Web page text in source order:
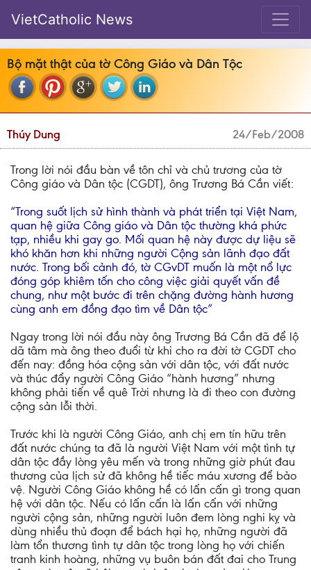
VietCatholic News
Bộ mặt thật của tờ Công Giáo và Dân Tộc
Thúy Dung 24/Feb/2008
Trong lời nói đầu bàn về tôn chỉ và chủ trương của tờ
Công giáo và Dân tộc (CGDT), ông Trương Bá Cần viết:
“Trong suốt lịch sử hình thành và phát triển tại Việt Nam,
quan hệ giữa Công giáo và Dân tộc thường khá phức
tạp, nhiều khi gay go. Mối quan hệ này được dự liệu sẽ
khó khăn hơn khi những người Cộng sản lãnh đạo đất
nước. Trong bối cảnh đó, tờ CGvDT muốn là một nổ lực
đóng góp khiêm tốn cho công việc giải quyết vấn đề
chung, như một bước đi trên chặng đường hành hương
cùng anh em đồng đạo tìm về Dân tộc”
Ngay trong lời nói đầu này ông Trương Bá Cần đã để lộ
dã tâm mà ông theo đuổi từ khi cho ra đời tờ CGDT cho
đến nay: đồng hóa cộng sản với dân tộc, với đất nước
và thúc đẩy người Công Giáo “hành hương” nhưng
không phải tiến về quê Trời nhưng là đi theo con đường
cộng sản lỗi thời.
Trước khi là người Công Giáo, anh chị em tín hữu trên
đất nước chúng ta đã là người Việt Nam với một tình tự
dân tộc đầy lòng yêu mến và trong những giờ phút đau
thương của lịch sử đã không hề tiếc máu xương để bảo
vệ. Người Công Giáo không hề có lấn cấn gì trong quan
hệ với dân tộc. Nếu có lấn cấn là lấn cấn với những
người cộng sản, những người luôn đem lòng nghi kỵ và
dùng nhiều thủ đoạn để bách hại họ, những người đã
làm tổn thương tình tự dân tộc trong lòng họ với chiến
tranh kinh hoàng, những vụ buôn bán đất đai cho Trung